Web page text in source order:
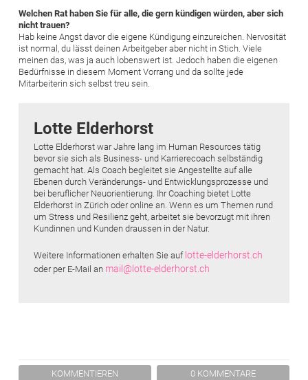
Welchen Rat haben Sie für alle, die gern kündigen würden, aber sich
nicht trauen?
Hab keine Angst davor die eigene Kündigung einzureichen. Nervosität
ist normal, du lässt deinen Arbeitgeber aber nicht in Stich. Viele
meinen das, was ja auch lobenswert ist. Jedoch haben die eigenen
Bedürfnisse in diesem Moment Vorrang und da sollte jede
Mitarbeiterin sich selbst treu sein.
Lotte Elderhorst
Lotte Elderhorst war Jahre lang im Human Resources tätig
bevor sie sich als Business- und Karrierecoach selbständig
gemacht hat. Als Coach begleitet sie Angestellte auf alle
Ebenen durch Veränderungs- und Entwicklungsprozesse und
bei beruflicher Neuorientierung. Ihr Coaching bietet Lotte
Elderhorst in Zürich oder online an. Wenn es um Themen rund
um Stress und Resilienz geht, arbeitet sie bevorzugt mit ihren
Kundinnen und Kunden draussen in der Natur.
Weitere Informationen erhalten Sie auf lotte-elderhorst.ch
oder per E-Mail an mail@lotte-elderhorst.ch
KOMMENTIEREN 0 KOMMENTARE